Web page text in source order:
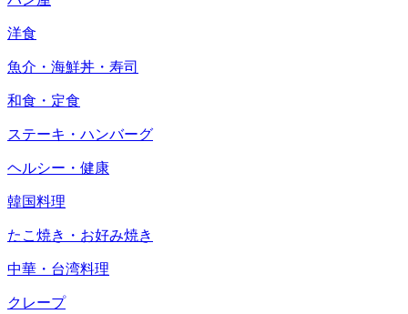
洋食
魚介・海鮮丼・寿司
和食・定食
ステーキ・ハンバーグ
ヘルシー・健康
韓国料理
たこ焼き・お好み焼き
中華・台湾料理
クレープ